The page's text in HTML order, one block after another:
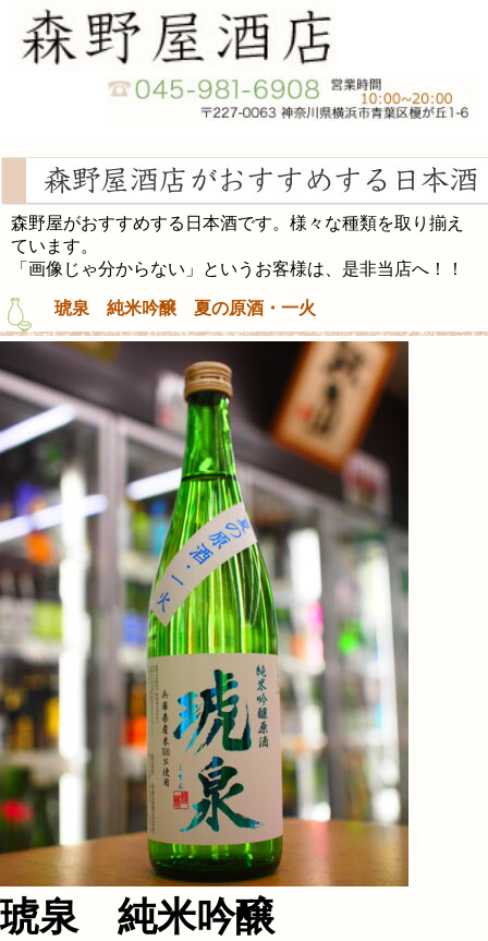
森野屋がおすすめする日本酒です。様々な種類を取り揃え
ています。
「画像じゃ分からない」というお客様は、是非当店へ！！
琥泉 純米吟醸 夏の原酒・一火
琥泉 純米吟醸